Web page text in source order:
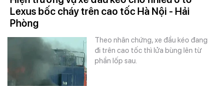
Lexus bốc cháy trên cao tốc Hà Nội - Hải
Phòng
Theo nhân chứng, xe đầu kéo đang
đi trên cao tốc thì lửa bùng lên từ
phần lốp sau.